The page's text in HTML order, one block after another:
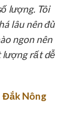
lượng. Tôi
lâu nên đủ
ngon nên
lượng rất dễ
Đắk Nông